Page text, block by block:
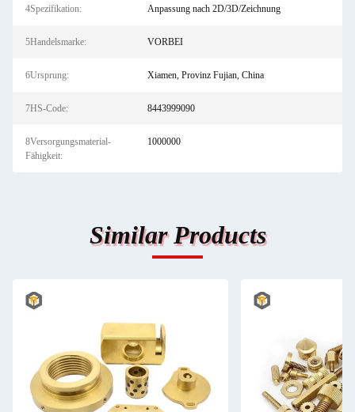
4Spezifikation: Anpassung nach 2D/3D/Zeichnung
5Handelsmarke: VORBEI
6Ursprung: Xiamen, Provinz Fujian, China
7HS-Code: 8443999090
8Versorgungsmaterial-
Fähigkeit:
1000000
Similar Products